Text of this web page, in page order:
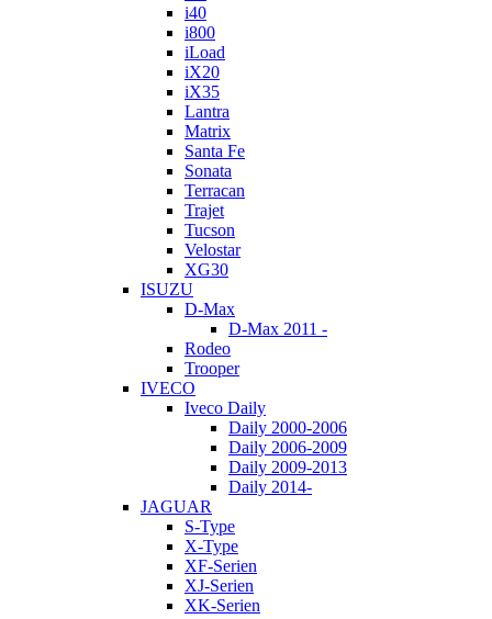
i40
i800
iLoad
iX20
iX35
Lantra
Matrix
Santa Fe
Sonata
Terracan
Trajet
Tucson
Velostar
XG30
ISUZU
D-Max
D-Max 2011 -
Rodeo
Trooper
IVECO
Iveco Daily
Daily 2000-2006
Daily 2006-2009
Daily 2009-2013
Daily 2014-
JAGUAR
S-Type
X-Type
XF-Serien
XJ-Serien
XK-Serien